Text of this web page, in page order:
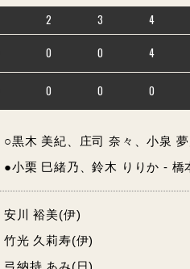
2 3 4
0 0 4
0 0 0
○黒木 美紀、庄司 奈々、小泉
●小栗 巳緒乃、鈴木 りりか - 橋
安川 裕美(伊)
竹光 久莉寿(伊)